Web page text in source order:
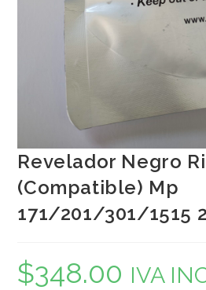
Revelador Negro
(Compatible) Mp
171/201/301/1515
$348.00 IVA